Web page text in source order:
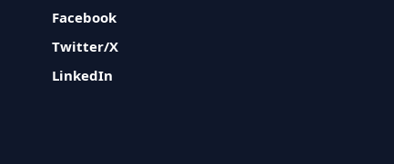
Facebook
Twitter/X
LinkedIn